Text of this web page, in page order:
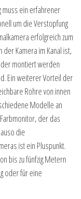
muss ein erfahrener
um die Verstopfung
erfolgreich zum
Kamera im Kanal ist,
montiert werden
Ein weiterer Vorteil der
Rohre von innen
Modelle an
der das
die
ist ein Pluspunkt.
bis zu fünfzig Metern
oder für eine